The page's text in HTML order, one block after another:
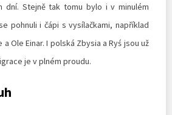
dní. Stejně tak tomu bylo i v minulém
pohnuli i čápi s vysílačkami, například
Ole Einar. I polská Zbysia a Ryś jsou už
je v plném proudu.